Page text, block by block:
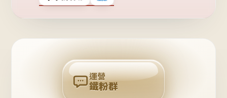
❤
粉
回
購
運營
鐵粉群